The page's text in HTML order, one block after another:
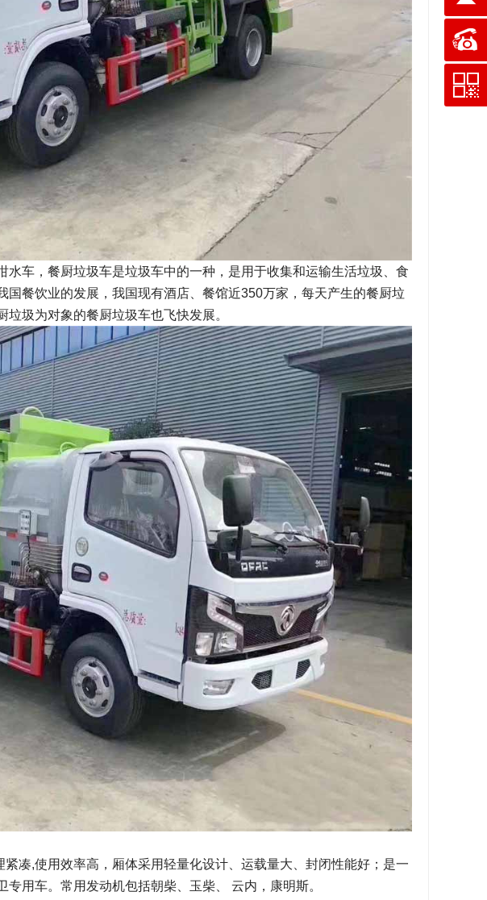
车，餐厨垃圾车是垃圾车中的一种，是用于收集和运输生活垃圾、食
餐饮业的发展，我国现有酒店、餐馆近350万家，每天产生的餐厨垃
圾为对象的餐厨垃圾车也飞快发展。
凑,使用效率高，厢体采用轻量化设计、运载量大、封闭性能好；是一
用车。常用发动机包括朝柴、玉柴、 云内，康明斯。